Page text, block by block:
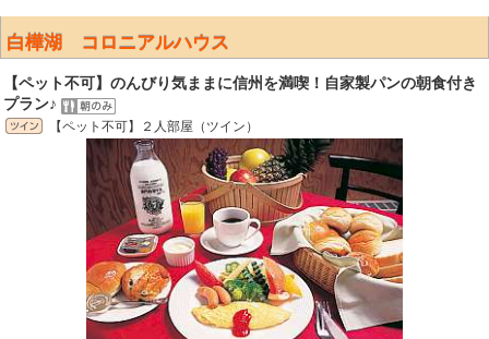
白樺湖 コロニアルハウス
【ペット不可】のんびり気ままに信州を満喫！自家製パンの朝食付き
プラン♪
【ペット不可】２人部屋（ツイン）